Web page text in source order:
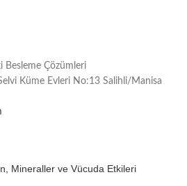
Besleme Çözümleri
Küme Evleri No:13 Salihli/Manisa
Mineraller ve Vücuda Etkileri